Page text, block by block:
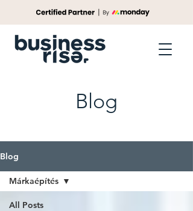
Blog
Blog
All Posts
Márkaépítés